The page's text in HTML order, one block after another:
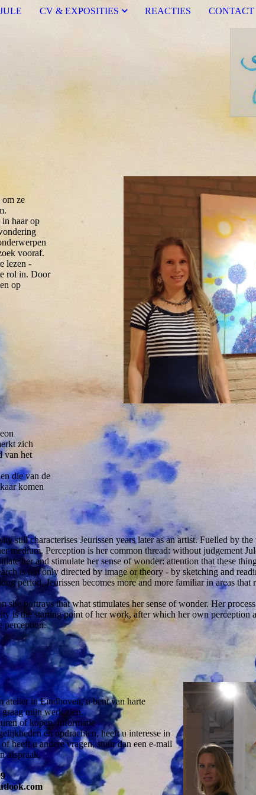
CV & EXPOSITIES REACTIES CONTACT
ze
in haar op
vooraf.
lezen -
rol in. Door
op
zich
van het
die van de
komen
still characterises Jeurissen years later as an artist. Fuelled by
medium. Perception is her common thread: without judgement
her and stimulate her sense of wonder: attention that these
is not only directed by image or theory - by sketching and
period, Jeurissen becomes more and more familiar in areas
portrays that what stimulates her sense of wonder. Her
is the starting point of her work, after which her own
perception.
atelier in Eindhoven, u bent van harte
mijn werk zien.
of kopen, informatie
en opdrachten, heeft u interesse in
heeft u andere vragen, stuur dan een e-mail
afspraak.